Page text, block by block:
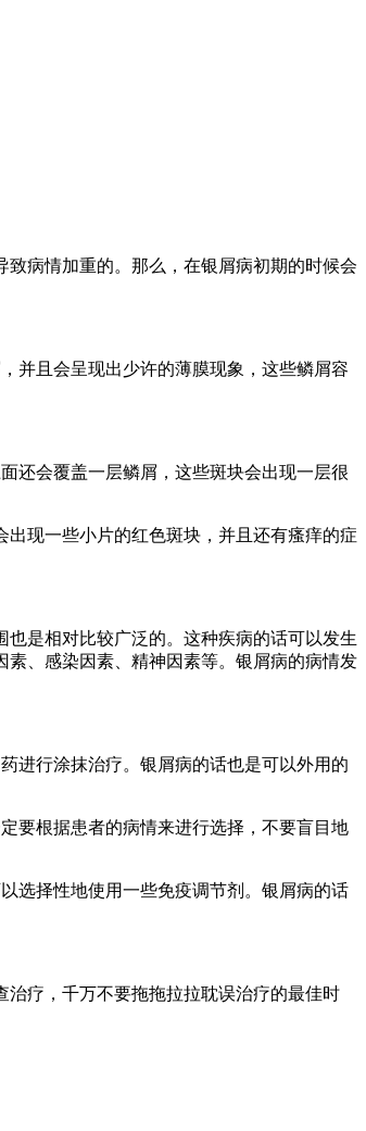
病情加重的。那么，在银屑病初期的时候会
并且会呈现出少许的薄膜现象，这些鳞屑容
还会覆盖一层鳞屑，这些斑块会出现一层很
现一些小片的红色斑块，并且还有瘙痒的症
是相对比较广泛的。这种疾病的话可以发生
、感染因素、精神因素等。银屑病的病情发
进行涂抹治疗。银屑病的话也是可以外用的
要根据患者的病情来进行选择，不要盲目地
选择性地使用一些免疫调节剂。银屑病的话
疗，千万不要拖拖拉拉耽误治疗的最佳时